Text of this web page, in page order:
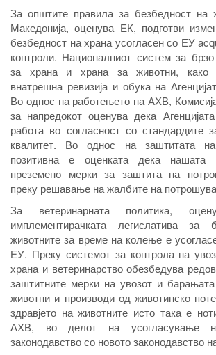
За општите правила за безбедност на
Македонија, оценува ЕК, подготви
безбедност на храна усогласен со ЕУ
контроли. Националниот систем за
за храна и храна за животни, како
внатрешна ревизија и обука на
Во однос на работењето на АХВ,
за напредокот оценува дека
работа во согласност со стандардите
квалитет. Во однос на заштитата на
позитивна е оценката дека нашата
преземено мерки за заштита на
преку решавање на жалбите на
За ветеринарната политика,
имплементирачката легислатива за
животните за време на колење е
ЕУ. Преку системот за контрола на
храна и ветеринарство обезбедува
заштитните мерки на увозот и
животни и производи од животинско
здравјето на животните исто така е
АХВ, во делот на усогласување
законодавство со новото законодавство